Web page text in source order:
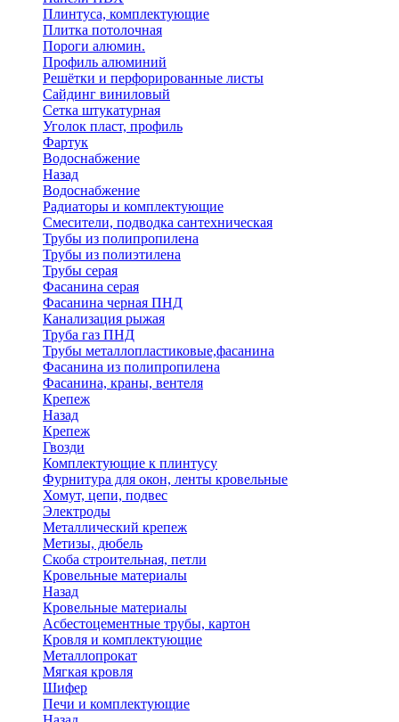
Плинтуса, комплектующие
Плитка потолочная
Пороги алюмин.
Профиль алюминий
Решётки и перфорированные листы
Сайдинг виниловый
Сетка штукатурная
Уголок пласт, профиль
Фартук
Водоснабжение
Назад
Водоснабжение
Радиаторы и комплектующие
Смесители, подводка сантехническая
Трубы из полипропилена
Трубы из полиэтилена
Трубы серая
Фасанина серая
Фасанина черная ПНД
Канализация рыжая
Труба газ ПНД
Трубы металлопластиковые,фасанина
Фасанина из полипропилена
Фасанина, краны, вентеля
Крепеж
Назад
Крепеж
Гвозди
Комплектующие к плинтусу
Фурнитура для окон, ленты кровельные
Хомут, цепи, подвес
Электроды
Металлический крепеж
Метизы, дюбель
Скоба строительная, петли
Кровельные материалы
Назад
Кровельные материалы
Асбестоцементные трубы, картон
Кровля и комплектующие
Металлопрокат
Мягкая кровля
Шифер
Печи и комплектующие